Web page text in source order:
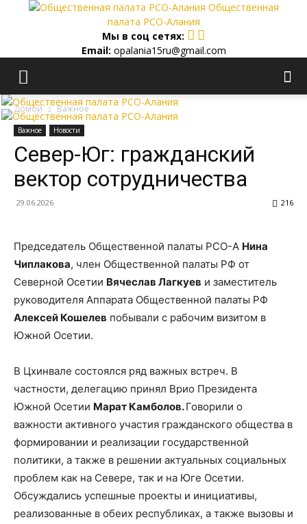
Общественная
палата РСО-Алания
Мы в соц сетях:
Email: opalania15ru@gmail.com
Домой Важное
Важное Новости
Север-Юг: гражданский
вектор сотрудничества
29.06.2026 216
Председатель Общественной палаты РСО-А Нина
Чиплакова, член Общественной палаты РФ от
Северной Осетии Вячеслав Лагкуев и заместитель
руководителя Аппарата Общественной палаты РФ
Алексей Кошелев побывали с рабочим визитом в
Южной Осетии.
В Цхинвале состоялся ряд важных встреч. В
частности, делегацию принял Врио Президента
Южной Осетии Марат Камболов.Говорили о
важности активного участия гражданского общества в
формировании и реализации государственной
политики, а также в решении актуальных социальных
проблем как на Севере, так и на Юге Осетии.
Обсуждались успешные проекты и инициативы,
реализованные в обеих республиках, а также вызовы и